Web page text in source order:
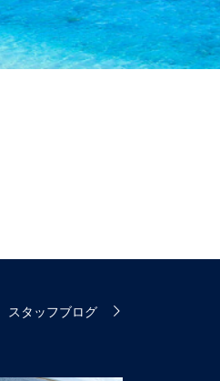
スタッフブログ